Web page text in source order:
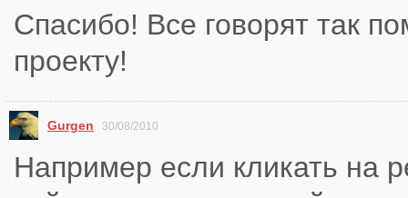
Спасибо! Все говорят так
проекту!
Gurgen 30/08/2010
Например если кликать на